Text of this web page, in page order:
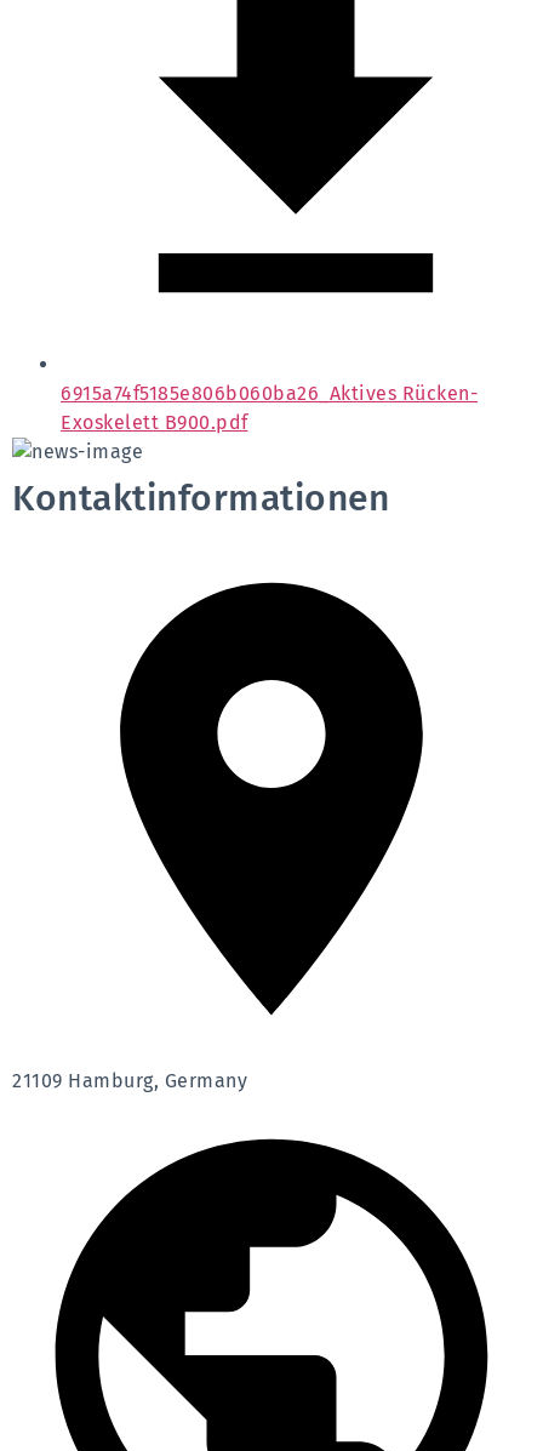
6915a74f5185e806b060ba26_Aktives Rücken-
Exoskelett B900.pdf
Kontaktinformationen
21109 Hamburg, Germany